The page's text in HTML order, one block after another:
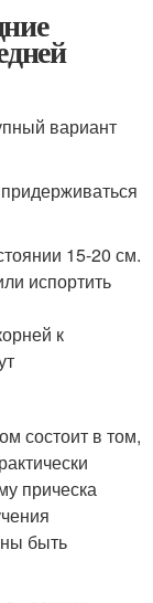
вариант
15-20 см.
испортить
к
состоит в том,
прическа
быть